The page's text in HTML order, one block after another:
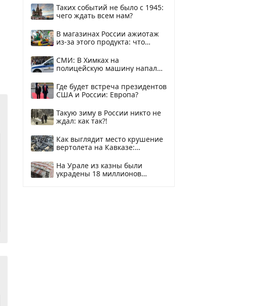
Таких событий не было с 1945:
чего ждать всем нам?
В магазинах России ажиотаж
из-за этого продукта: что
СМИ: В Химках на
полицейскую машину напали
Где будет встреча президентов
США и России: Европа?
Такую зиму в России никто не
ждал: как так?!
Как выглядит место крушение
вертолета на Кавказе:
На Урале из казны были
украдены 18 миллионов